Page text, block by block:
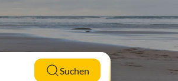
Suchen